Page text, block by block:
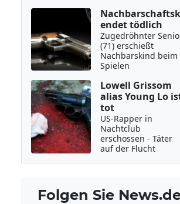
endet tödlich
Zugedröhnter
(71) erschießt
Nachbarskind beim
Spielen
Lowell Grissom
alias Young Lo
tot
US-Rapper in
Nachtclub
erschossen - Täter
auf der Flucht
Folgen Sie